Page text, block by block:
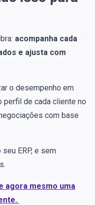
acompanha cada
e ajusta com
o desempenho em
perfil de cada cliente no
com base
ERP, e sem
agora mesmo uma